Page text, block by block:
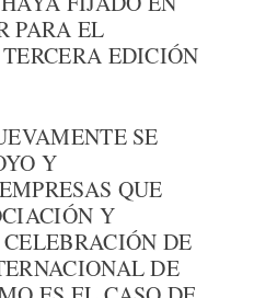
PARA EL
EDICIÓN
SE
Y
QUE
Y
DE
DE